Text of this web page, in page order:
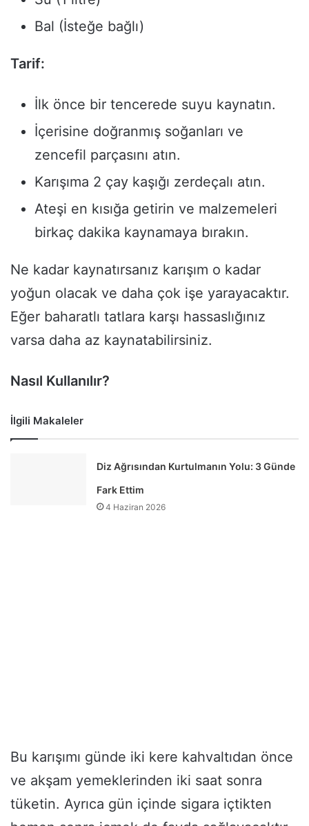
Bal (İsteğe bağlı)
Tarif:
İlk önce bir tencerede suyu kaynatın.
İçerisine doğranmış soğanları ve
zencefil parçasını atın.
Karışıma 2 çay kaşığı zerdeçalı atın.
Ateşi en kısığa getirin ve malzemeleri
birkaç dakika kaynamaya bırakın.
Ne kadar kaynatırsanız karışım o kadar
yoğun olacak ve daha çok işe yarayacaktır.
Eğer baharatlı tatlara karşı hassaslığınız
varsa daha az kaynatabilirsiniz.
Nasıl Kullanılır?
İlgili Makaleler
Diz Ağrısından Kurtulmanın Yolu: 3 Günde
Fark Ettim
4 Haziran 2026
Bu karışımı günde iki kere kahvaltıdan önce
ve akşam yemeklerinden iki saat sonra
tüketin. Ayrıca gün içinde sigara içtikten